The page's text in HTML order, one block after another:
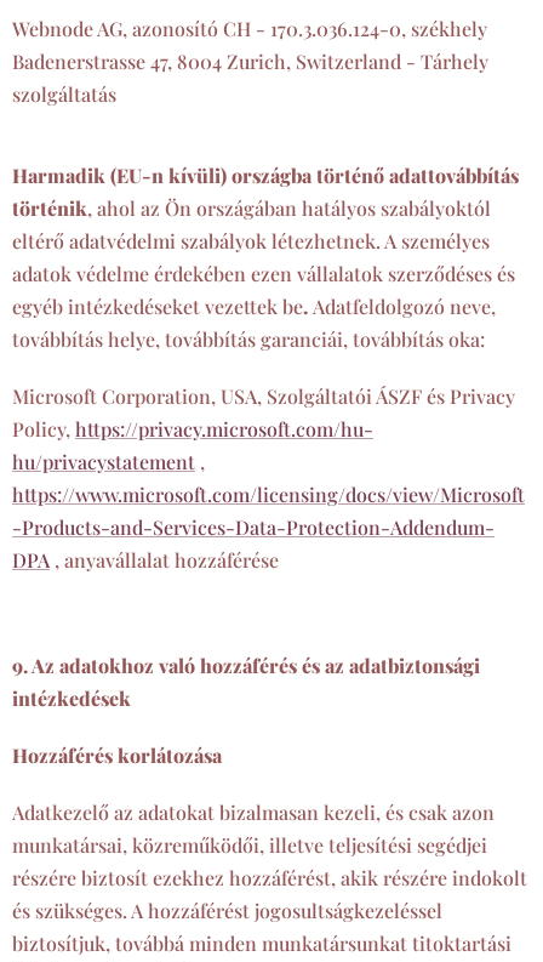
Webnode AG, azonosító CH - 170.3.036.124-0, székhely
Badenerstrasse 47, 8004 Zurich, Switzerland - Tárhely
szolgáltatás
Harmadik (EU-n kívüli) országba történő adattovábbítás
történik, ahol az Ön országában hatályos szabályoktól
eltérő adatvédelmi szabályok létezhetnek. A személyes
adatok védelme érdekében ezen vállalatok szerződéses és
egyéb intézkedéseket vezettek be. Adatfeldolgozó neve,
továbbítás helye, továbbítás garanciái, továbbítás oka:
Microsoft Corporation, USA, Szolgáltatói ÁSZF és Privacy
Policy, https://privacy.microsoft.com/hu-
hu/privacystatement ,
https://www.microsoft.com/licensing/docs/view/Microsoft
-Products-and-Services-Data-Protection-Addendum-
DPA , anyavállalat hozzáférése
9. Az adatokhoz való hozzáférés és az adatbiztonsági
intézkedések
Hozzáférés korlátozása
Adatkezelő az adatokat bizalmasan kezeli, és csak azon
munkatársai, közreműködői, illetve teljesítési segédjei
részére biztosít ezekhez hozzáférést, akik részére indokolt
és szükséges. A hozzáférést jogosultságkezeléssel
biztosítjuk, továbbá minden munkatársunkat titoktartási